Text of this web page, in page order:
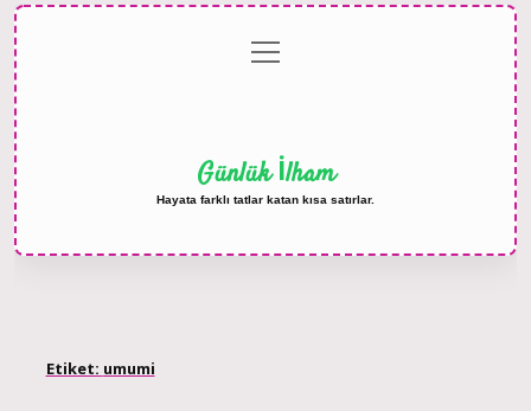
menüyü
aç
Günlük İlham
Hayata farklı tatlar katan kısa satırlar.
Etiket: umumi